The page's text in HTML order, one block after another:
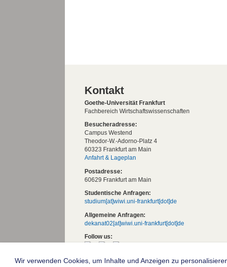
Kontakt
Goethe-Universität Frankfurt
Fachbereich Wirtschaftswissenschaften
Besucheradresse:
Campus Westend
Theodor-W.-Adorno-Platz 4
60323 Frankfurt am Main
Anfahrt & Lageplan
Postadresse:
60629 Frankfurt am Main
Studentische Anfragen:
studium[at]wiwi.uni-frankfurt[dot]de
Allgemeine Anfragen:
dekanat02[at]wiwi.uni-frankfurt[dot]de
Follow us:
Wir verwenden Cookies, um Inhalte und Anzeigen zu